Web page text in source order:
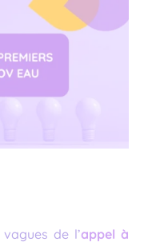
de l’appel à